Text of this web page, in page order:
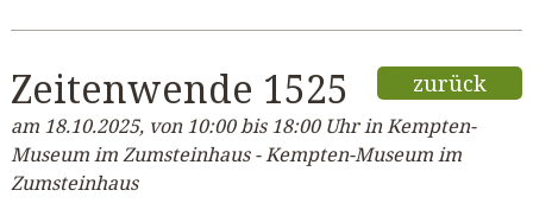
zurück
Zeitenwende 1525
am 18.10.2025, von 10:00 bis 18:00 Uhr in Kempten-
Museum im Zumsteinhaus - Kempten-Museum im
Zumsteinhaus